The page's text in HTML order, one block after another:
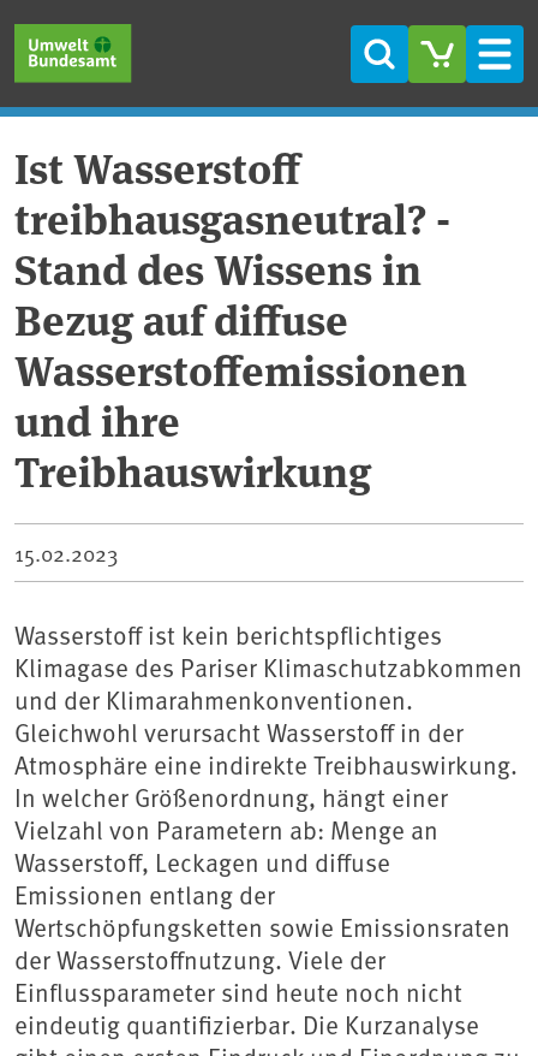
Suche
Ist Wasserstoff
treibhausgasneutral? -
Stand des Wissens in
Bezug auf diffuse
Wasserstoffemissionen
und ihre
Treibhauswirkung
15.02.2023
Wasserstoff ist kein berichtspflichtiges
Klimagase des Pariser Klimaschutzabkommen
und der Klimarahmenkonventionen.
Gleichwohl verursacht Wasserstoff in der
Atmosphäre eine indirekte Treibhauswirkung.
In welcher Größenordnung, hängt einer
Vielzahl von Parametern ab: Menge an
Wasserstoff, Leckagen und diffuse
Emissionen entlang der
Wertschöpfungsketten sowie Emissionsraten
der Wasserstoffnutzung. Viele der
Einflussparameter sind heute noch nicht
eindeutig quantifizierbar. Die Kurzanalyse